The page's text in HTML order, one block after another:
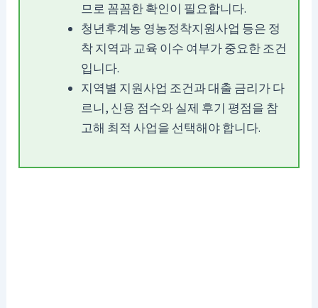
므로 꼼꼼한 확인이 필요합니다.
청년후계농 영농정착지원사업 등은 정
착 지역과 교육 이수 여부가 중요한 조건
입니다.
지역별 지원사업 조건과 대출 금리가 다
르니, 신용 점수와 실제 후기 평점을 참
고해 최적 사업을 선택해야 합니다.